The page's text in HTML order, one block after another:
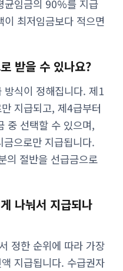
균임금의 90%를 지급
최저임금보다 적으면
받을 수 있나요?
방식이 정해집니다. 제1
지급되고, 제4급부터
중 선택할 수 있으며,
으로만 지급됩니다.
의 절반을 선급금으로
나눠서 지급되나
정한 순위에 따라 가장
지급됩니다. 수급권자